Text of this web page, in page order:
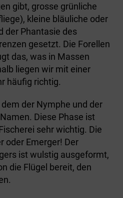
gibt, grosse grünliche
kleine bläuliche oder
der Phantasie des
gesetzt. Die Forellen
das, was in Massen
liegen wir mit einer
häufig richtig.
der Nymphe und der
Diese Phase ist
sehr wichtig. Die
oder Emerger! Der
ist wulstig ausgeformt,
die Flügel bereit, den